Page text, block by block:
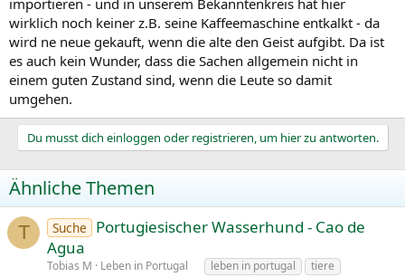
wirklich noch keiner z.B. seine Kaffeemaschine entkalkt - da
wird ne neue gekauft, wenn die alte den Geist aufgibt. Da ist
es auch kein Wunder, dass die Sachen allgemein nicht in
einem guten Zustand sind, wenn die Leute so damit
umgehen.
Du musst dich einloggen oder registrieren, um hier zu antworten.
Ähnliche Themen
T Suche
Portugiesischer Wasserhund - Cao de
Agua
Tobias M Leben in Portugal leben in portugal
tiere